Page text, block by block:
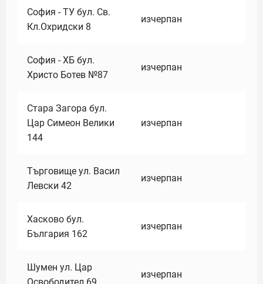
София - ТУ бул. Св.
Кл.Охридски 8
изчерпан
София - ХБ бул.
Христо Ботев №87
изчерпан
Стара Загора бул.
Цар Симеон Велики
144
изчерпан
Търговище ул. Васил
Левски 42
изчерпан
Хасково бул.
България 162
изчерпан
Шумен ул. Цар
изчерпан